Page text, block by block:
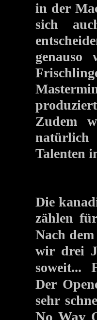
in der
sich
Zudem
Talenten
Die
zählen
Nach
wir drei
soweit...
Der
sehr
No Way